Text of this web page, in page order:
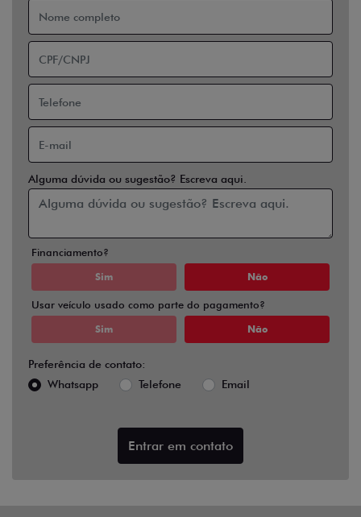
Alguma dúvida ou sugestão? Escreva aqui.
Financiamento?
Sim Não
Usar veículo usado como parte do pagamento?
Sim Não
Preferência de contato:
Whatsapp
Telefone Email
Entrar em contato